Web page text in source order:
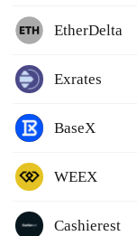
EtherDelta
Exrates
BaseX
WEEX
Cashierest